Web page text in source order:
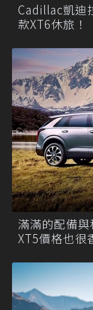
Cadillac凱迪
款XT6休旅！
滿滿的配備
XT5價格也很